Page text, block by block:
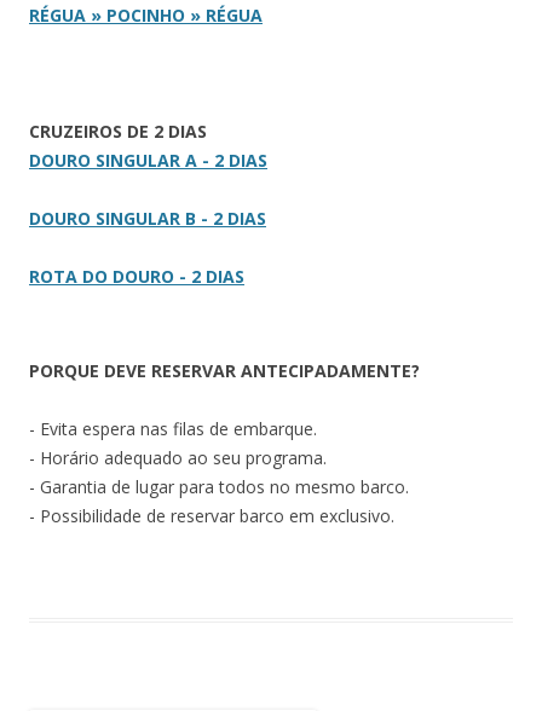
RÉGUA » POCINHO » RÉGUA
CRUZEIROS DE 2 DIAS
DOURO SINGULAR A - 2 DIAS
DOURO SINGULAR B - 2 DIAS
ROTA DO DOURO - 2 DIAS
PORQUE DEVE RESERVAR ANTECIPADAMENTE?
- Evita espera nas filas de embarque.
- Horário adequado ao seu programa.
- Garantia de lugar para todos no mesmo barco.
- Possibilidade de reservar barco em exclusivo.